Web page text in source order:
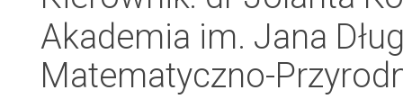
Akademia im. Jana
Matematyczno-